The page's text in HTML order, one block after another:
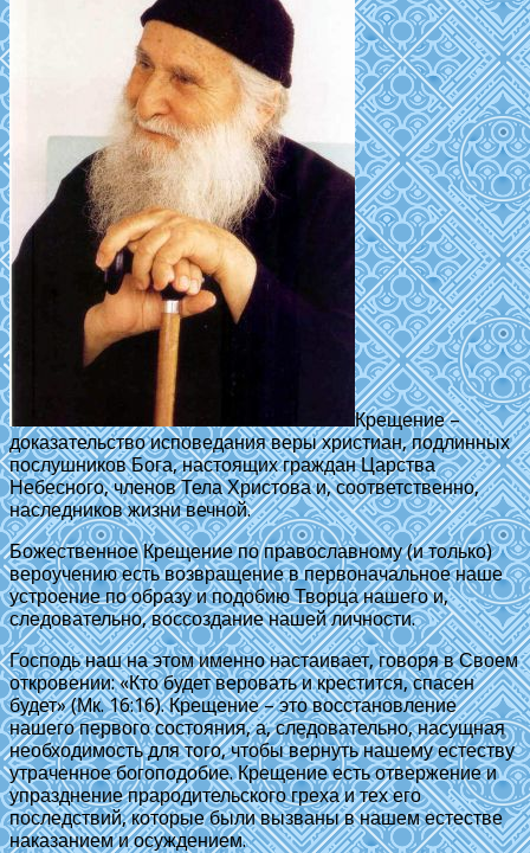
Крещение –
доказательство исповедания веры христиан, подлинных
послушников Бога, настоящих граждан Царства
Небесного, членов Тела Христова и, соответственно,
наследников жизни вечной.
Божественное Крещение по православному (и только)
вероучению есть возвращение в первоначальное наше
устроение по образу и подобию Творца нашего и,
следовательно, воссоздание нашей личности.
Господь наш на этом именно настаивает, говоря в Своем
откровении: «Кто будет веровать и крестится, спасен
будет» (Мк. 16:16). Крещение – это восстановление
нашего первого состояния, а, следовательно, насущная
необходимость для того, чтобы вернуть нашему естеству
утраченное богоподобие. Крещение есть отвержение и
упразднение прародительского греха и тех его
последствий, которые были вызваны в нашем естестве
наказанием и осуждением.